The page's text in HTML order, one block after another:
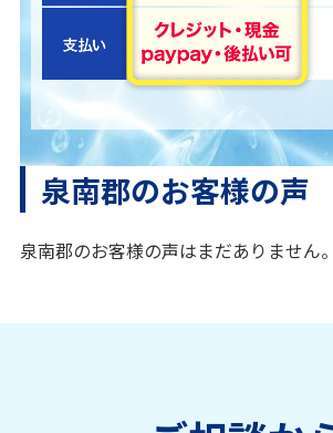
泉南郡のお客様の声
泉南郡のお客様の声はまだありません。